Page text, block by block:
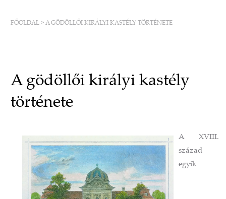
FŐOLDAL > A GÖDÖLLŐI KIRÁLYI KASTÉLY TÖRTÉNETE
A gödöllői királyi kastély
története
A XVIII.
század
egyik